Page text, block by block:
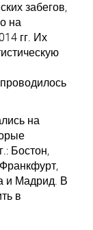
забегов,
на
гг. Их
на
Бостон,
и Мадрид. В
в